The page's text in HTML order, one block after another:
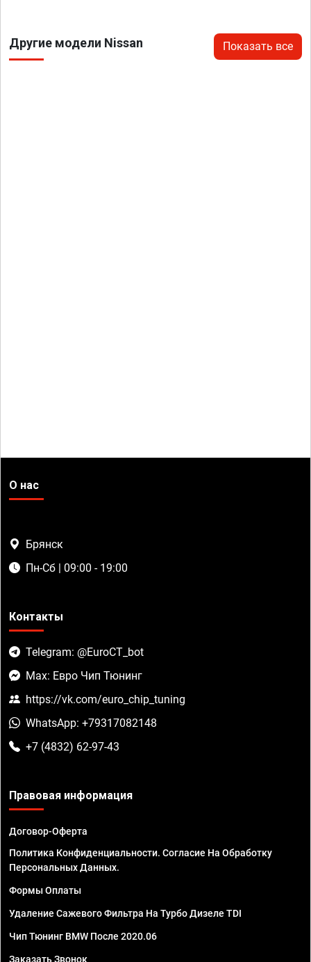
Другие модели Nissan Показать все
О нас
Брянск
Пн-Сб | 09:00 - 19:00
Контакты
Telegram: @EuroCT_bot
Max: Евро Чип Тюнинг
https://vk.com/euro_chip_tuning
WhatsApp: +79317082148
+7 (4832) 62-97-43
Правовая информация
Договор-Оферта
Политика Конфиденциальности. Согласие На Обработку
Персональных Данных.
Формы Оплаты
Удаление Сажевого Фильтра На Турбо Дизеле TDI
Чип Тюнинг BMW После 2020.06
Заказать Звонок